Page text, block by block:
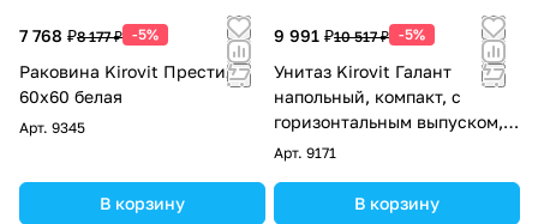
7 768 ₽8 177 ₽ -5%
Раковина Kirovit Престиж
60х60 белая
Арт. 9345
В корзину
9 991 ₽10 517 ₽ -5%
Унитаз Kirovit Галант
напольный, компакт, с
горизонтальным выпуском,
белый
Арт. 9171
В корзину